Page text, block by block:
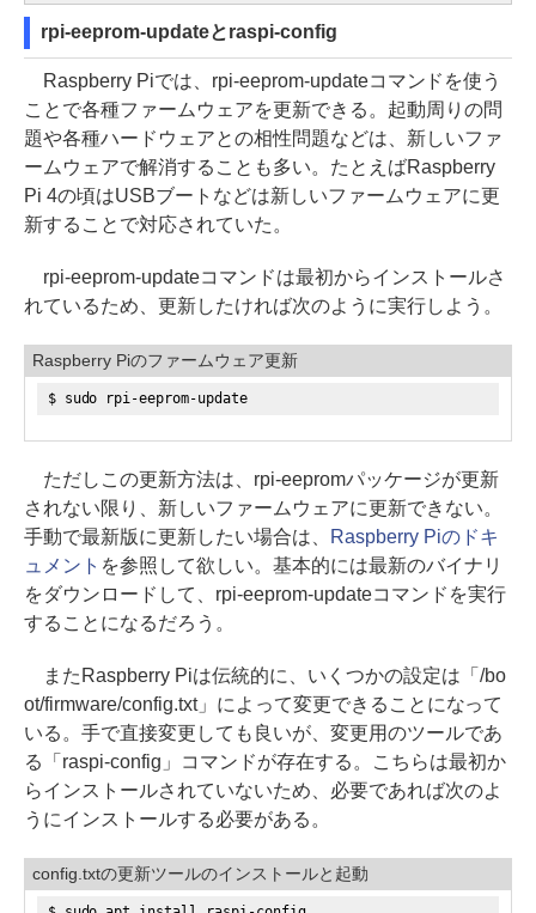
rpi-eeprom-updateとraspi-config
Raspberry Piでは、rpi-eeprom-updateコマンドを使う
ことで各種ファームウェアを更新できる。起動周りの問
題や各種ハードウェアとの相性問題などは、新しいファ
ームウェアで解消することも多い。たとえばRaspberry
Pi 4の頃はUSBブートなどは新しいファームウェアに更
新することで対応されていた。
rpi-eeprom-updateコマンドは最初からインストールさ
れているため、更新したければ次のように実行しよう。
Raspberry Piのファームウェア更新
$ sudo rpi-eeprom-update
ただしこの更新方法は、rpi-eepromパッケージが更新
されない限り、新しいファームウェアに更新できない。
手動で最新版に更新したい場合は、
Raspberry Piのドキ
ュメント を参照して欲しい。基本的には最新のバイナリ
をダウンロードして、rpi-eeprom-updateコマンドを実行
することになるだろう。
またRaspberry Piは伝統的に、いくつかの設定は「/bo
ot/firmware/config.txt」によって変更できることになって
いる。手で直接変更しても良いが、変更用のツールであ
る「raspi-config」コマンドが存在する。こちらは最初か
らインストールされていないため、必要であれば次のよ
うにインストールする必要がある。
config.txtの更新ツールのインストールと起動